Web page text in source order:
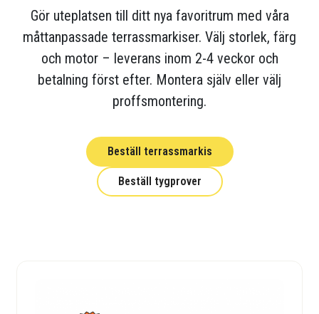
Gör uteplatsen till ditt nya favoritrum med våra
måttanpassade terrassmarkiser. Välj storlek, färg
och motor – leverans inom 2-4 veckor och
betalning först efter. Montera själv eller välj
proffsmontering.
Beställ terrassmarkis
Beställ tygprover